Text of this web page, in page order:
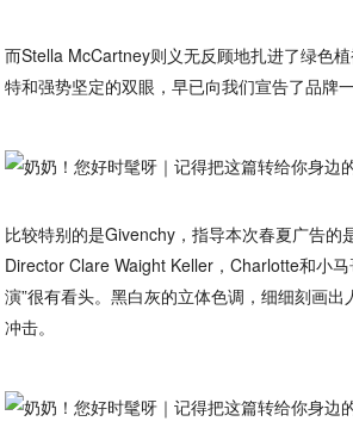
而Stella McCartney则义无反顾地扎进了绿色
特和强势坚定的双眼，早已向我们宣告了品牌
比较特别的是Givenchy，指导本次春夏广告的
Director Clare Waight Keller，Charlotte和小
演”很有看头。黑白灰的立体色调，细细刻画
冲击。